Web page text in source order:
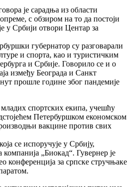
је сарадња из области
с обзиром на то да постоји
у Србији отвори Центар за
губернатор су разговарали
и спорта, као и туристичким
и Србије. Говорило се и о
између Београда и Санкт
прошле године због пандемије
спортских екипа, учешћу
Петербуршком економском
вакцине против свих
се испоручује у Србију,
„Биокад“. Гувернер је
конференција за српске стручњаке